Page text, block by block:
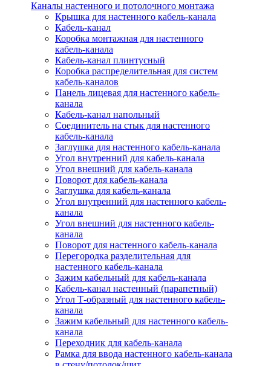
Каналы настенного и потолочного монтажа
Крышка для настенного кабель-канала
Кабель-канал
Коробка монтажная для настенного
кабель-канала
Кабель-канал плинтусный
Коробка распределительная для систем
кабель-каналов
Панель лицевая для настенного кабель-
канала
Кабель-канал напольный
Соединитель на стык для настенного
кабель-канала
Заглушка для настенного кабель-канала
Угол внутренний для кабель-канала
Угол внешний для кабель-канала
Поворот для кабель-канала
Заглушка для кабель-канала
Угол внутренний для настенного кабель-
канала
Угол внешний для настенного кабель-
канала
Поворот для настенного кабель-канала
Перегородка разделительная для
настенного кабель-канала
Зажим кабельный для кабель-канала
Кабель-канал настенный (парапетный)
Угол Т-образный для настенного кабель-
канала
Зажим кабельный для настенного кабель-
канала
Переходник для кабель-канала
Рамка для ввода настенного кабель-канала